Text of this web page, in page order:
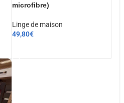
microfibre)
Linge de maison
49,80€